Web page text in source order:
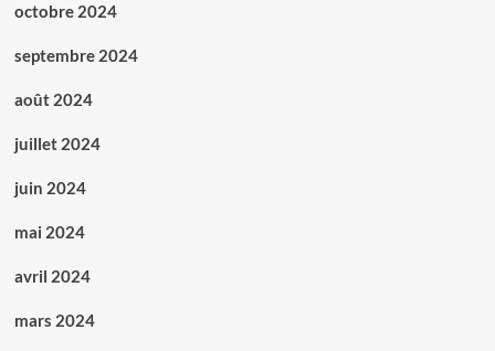
octobre 2024
septembre 2024
août 2024
juillet 2024
juin 2024
mai 2024
avril 2024
mars 2024